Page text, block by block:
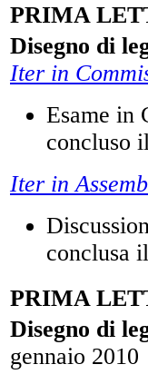
PRIMA
Disegno di
Iter in
Esame in
concluso
Iter in
conclusa
PRIMA
Disegno di
gennaio 2010